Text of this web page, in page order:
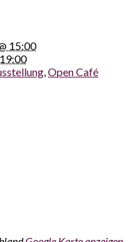
15:00
,Open Café